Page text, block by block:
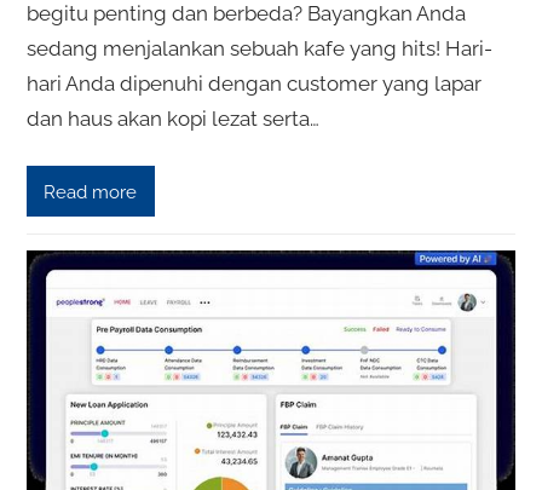
begitu penting dan berbeda? Bayangkan Anda
sedang menjalankan sebuah kafe yang hits! Hari-
hari Anda dipenuhi dengan customer yang lapar
dan haus akan kopi lezat serta…
Read more